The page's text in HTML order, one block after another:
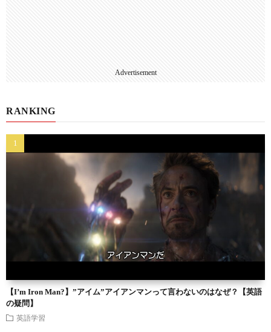
Advertisement
RANKING
【I’m Iron Man?】”アイム”アイアンマンって言わないのはなぜ？【英語
の疑問】
英語学習